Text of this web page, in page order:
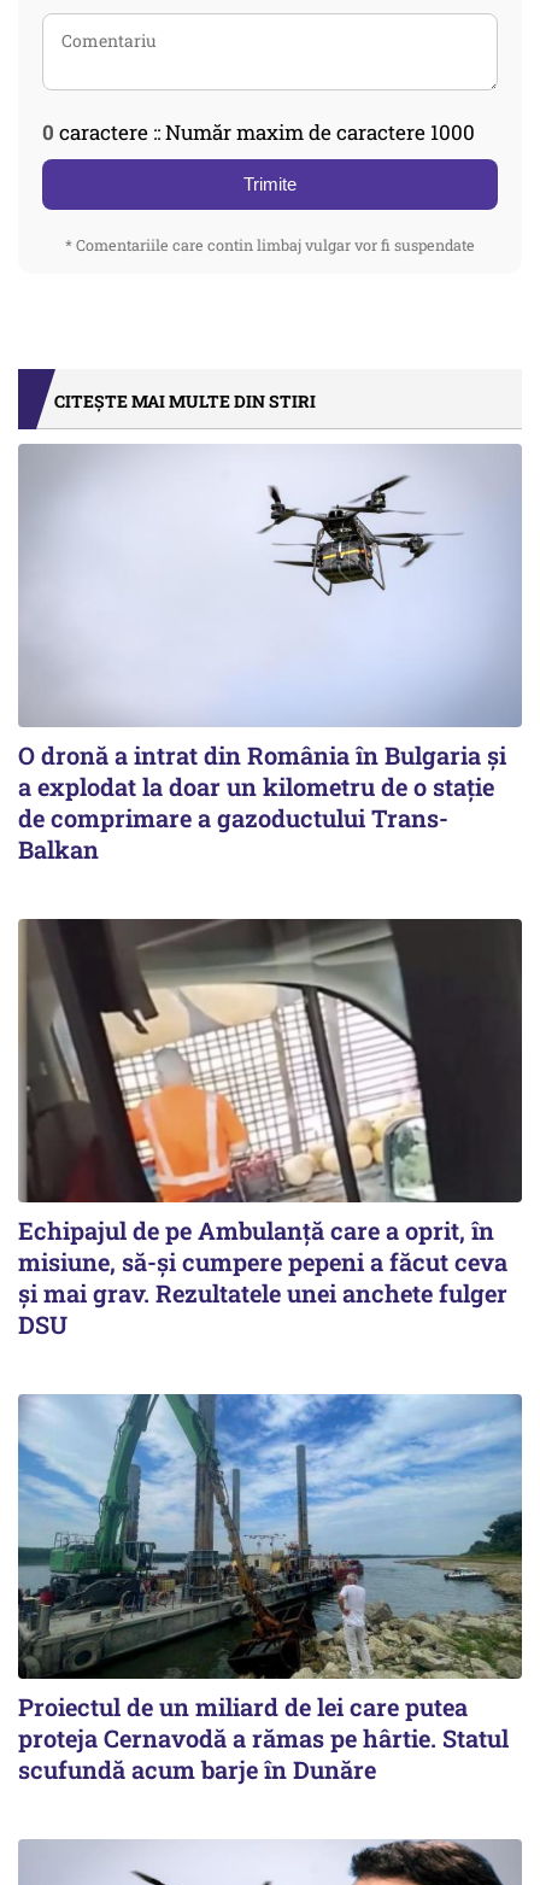
0 caractere :: Număr maxim de caractere 1000
Trimite
* Comentariile care contin limbaj vulgar vor fi suspendate
CITEȘTE MAI MULTE DIN STIRI
O dronă a intrat din România în Bulgaria şi
a explodat la doar un kilometru de o stație
de comprimare a gazoductului Trans-
Balkan
Echipajul de pe Ambulanță care a oprit, în
misiune, să-și cumpere pepeni a făcut ceva
și mai grav. Rezultatele unei anchete fulger
DSU
Proiectul de un miliard de lei care putea
proteja Cernavodă a rămas pe hârtie. Statul
scufundă acum barje în Dunăre